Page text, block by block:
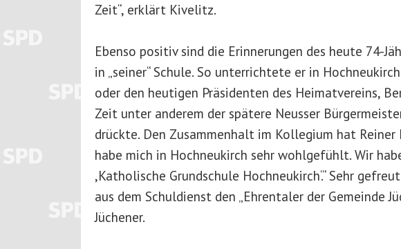
Zeit“, erklärt Kivelitz.
Ebenso positiv sind die Erinnerungen des heute 74-
in „seiner“ Schule. So unterrichtete er in
oder den heutigen Präsidenten des Heimatvereins,
Zeit unter anderem der spätere Neusser
drückte. Den Zusammenhalt im Kollegium hat
habe mich in Hochneukirch sehr wohlgefühlt. Wir
,Katholische Grundschule Hochneukirch‘.“ Sehr
aus dem Schuldienst den „Ehrentaler der Gemeinde
Jüchener.